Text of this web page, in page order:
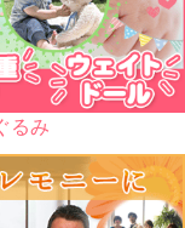
るみ